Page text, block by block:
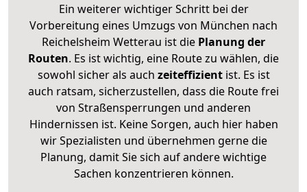
Ein weiterer wichtiger Schritt bei der
Vorbereitung eines Umzugs von München nach
Reichelsheim Wetterau ist die Planung der
Routen. Es ist wichtig, eine Route zu wählen, die
sowohl sicher als auch zeiteffizientist. Es ist
auch ratsam, sicherzustellen, dass die Route frei
von Straßensperrungen und anderen
Hindernissen ist. Keine Sorgen, auch hier haben
wir Spezialisten und übernehmen gerne die
Planung, damit Sie sich auf andere wichtige
Sachen konzentrieren können.